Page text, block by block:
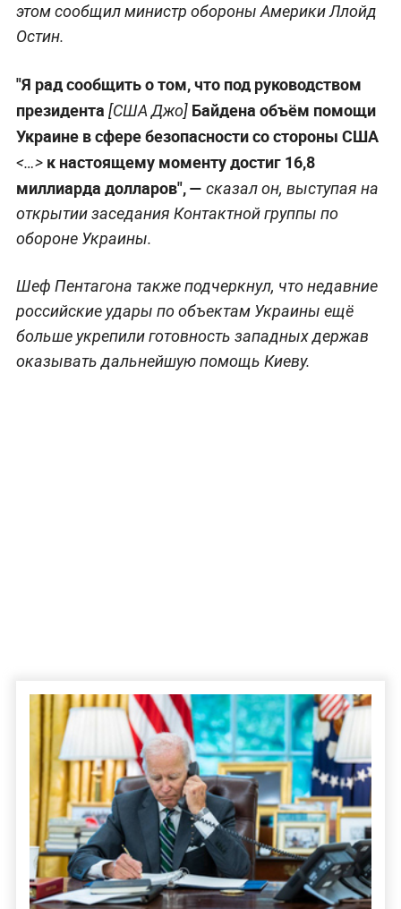
этом сообщил министр обороны Америки Ллойд
Остин.
"Я рад сообщить о том, что под руководством
президента [США Джо]Байдена объём помощи
Украине в сфере безопасности со стороны США
<…> к настоящему моменту достиг 16,8
миллиарда долларов", — сказал он, выступая на
открытии заседания Контактной группы по
обороне Украины.
Шеф Пентагона также подчеркнул, что недавние
российские удары по объектам Украины ещё
больше укрепили готовность западных держав
оказывать дальнейшую помощь Киеву.